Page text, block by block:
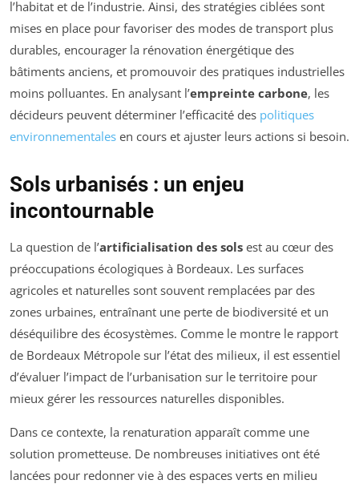
l’habitat et de l’industrie. Ainsi, des stratégies ciblées sont
mises en place pour favoriser des modes de transport plus
durables, encourager la rénovation énergétique des
bâtiments anciens, et promouvoir des pratiques industrielles
moins polluantes. En analysant l’empreinte carbone, les
décideurs peuvent déterminer l’efficacité des politiques
environnementales en cours et ajuster leurs actions si besoin.
Sols urbanisés : un enjeu
incontournable
La question de l’artificialisation des sols est au cœur des
préoccupations écologiques à Bordeaux. Les surfaces
agricoles et naturelles sont souvent remplacées par des
zones urbaines, entraînant une perte de biodiversité et un
déséquilibre des écosystèmes. Comme le montre le rapport
de Bordeaux Métropole sur l’état des milieux, il est essentiel
d’évaluer l’impact de l’urbanisation sur le territoire pour
mieux gérer les ressources naturelles disponibles.
Dans ce contexte, la renaturation apparaît comme une
solution prometteuse. De nombreuses initiatives ont été
lancées pour redonner vie à des espaces verts en milieu